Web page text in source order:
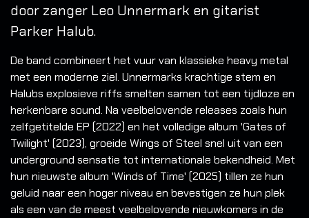
door zanger Leo Unnermark en gitarist
Parker Halub.
De band combineert het vuur van klassieke heavy metal
met een moderne ziel. Unnermarks krachtige stem en
Halubs explosieve riffs smelten samen tot een tijdloze en
herkenbare sound. Na veelbelovende releases zoals hun
zelfgetitelde EP (2022) en het volledige album 'Gates of
Twilight' (2023), groeide Wings of Steel snel uit van een
underground sensatie tot internationale bekendheid. Met
hun nieuwste album 'Winds of Time' (2025) tillen ze hun
geluid naar een hoger niveau en bevestigen ze hun plek
als een van de meest veelbelovende nieuwkomers in de